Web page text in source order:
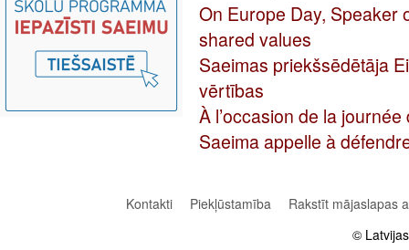
On Europe Day, Speaker
shared values
Saeimas priekšsēdētāja
vērtības
À l’occasion de la
Saeima appelle à
Kontakti Piekļūstamība
Rakstīt mājaslapas
©